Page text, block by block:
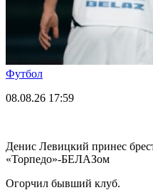
Футбол
08.08.26 17:59
Денис Левицкий принес
«Торпедо»-БЕЛАЗом
Огорчил бывший клуб.